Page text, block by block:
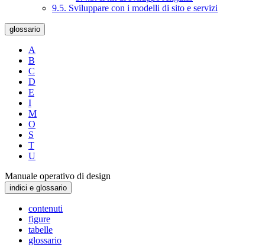
9.5. Sviluppare con i modelli di sito e servizi
glossario
A
B
C
D
E
I
M
O
S
T
U
Manuale operativo di design
indici e glossario
contenuti
figure
tabelle
glossario